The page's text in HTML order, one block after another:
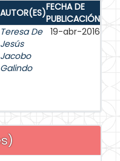
AUTOR(ES)FECHA DE
PUBLICACIÓN
Teresa De
Jesús
Jacobo
Galindo
19-abr-2016